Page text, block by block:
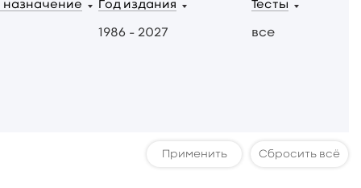
назначение Год издания
1986 – 2027
Тесты
все
Сбросить всё